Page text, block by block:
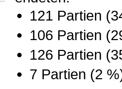
121 Partien
106 Partien
126 Partien
7 Partien (2